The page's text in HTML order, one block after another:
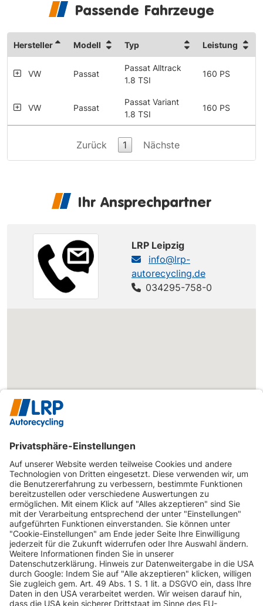
Passende Fahrzeuge
Hersteller Modell Typ Leistung
VW Passat
Passat Alltrack
1.8 TSI
160 PS
VW Passat
Passat Variant
1.8 TSI
160 PS
Zurück 1 Nächste
Ihr Ansprechpartner
LRP Leipzig
info@lrp-
autorecycling.de
034295-758-0
INFORMATIONEN
KUNDENSERVICE